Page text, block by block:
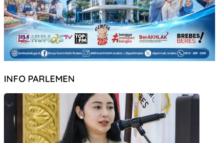
INFO PARLEMEN